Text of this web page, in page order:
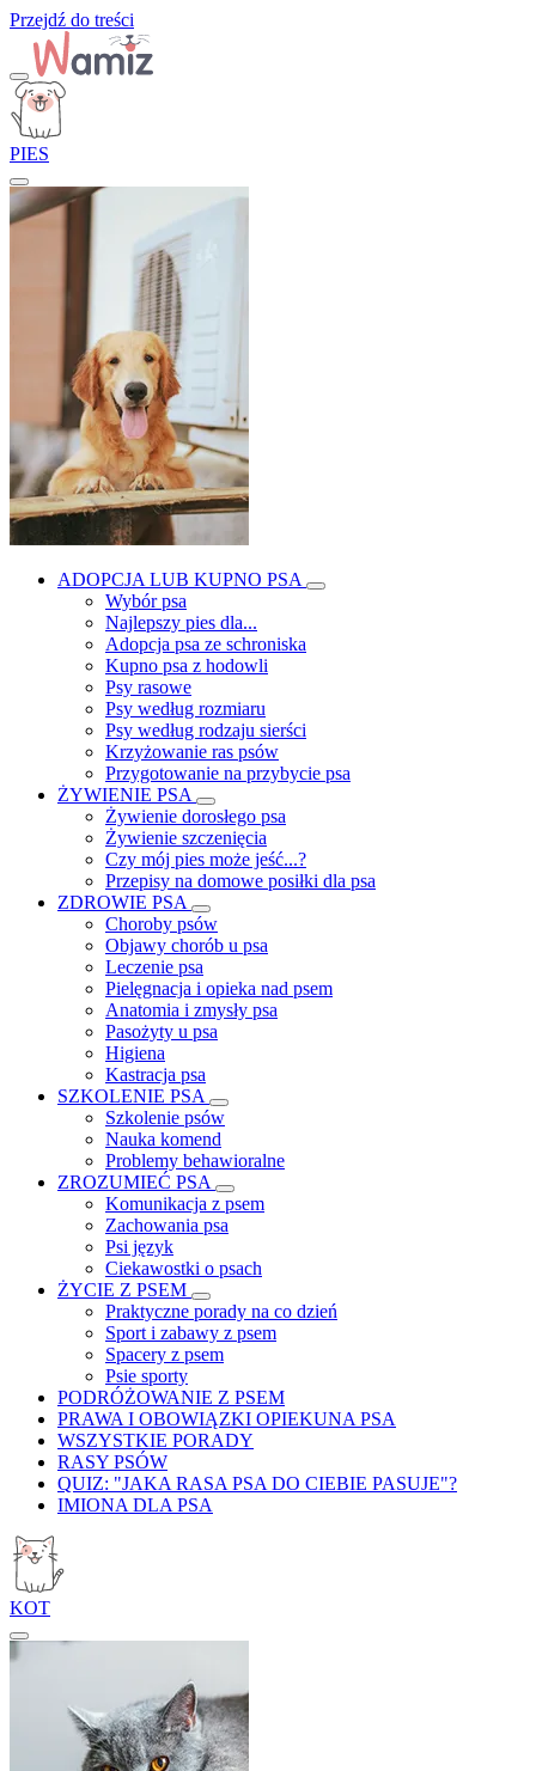
Przejdź do treści
PIES
ADOPCJA LUB KUPNO PSA
Wybór psa
Najlepszy pies dla...
Adopcja psa ze schroniska
Kupno psa z hodowli
Psy rasowe
Psy według rozmiaru
Psy według rodzaju sierści
Krzyżowanie ras psów
Przygotowanie na przybycie psa
ŻYWIENIE PSA
Żywienie dorosłego psa
Żywienie szczenięcia
Czy mój pies może jeść...?
Przepisy na domowe posiłki dla psa
ZDROWIE PSA
Choroby psów
Objawy chorób u psa
Leczenie psa
Pielęgnacja i opieka nad psem
Anatomia i zmysły psa
Pasożyty u psa
Higiena
Kastracja psa
SZKOLENIE PSA
Szkolenie psów
Nauka komend
Problemy behawioralne
ZROZUMIEĆ PSA
Komunikacja z psem
Zachowania psa
Psi język
Ciekawostki o psach
ŻYCIE Z PSEM
Praktyczne porady na co dzień
Sport i zabawy z psem
Spacery z psem
Psie sporty
PODRÓŻOWANIE Z PSEM
PRAWA I OBOWIĄZKI OPIEKUNA PSA
WSZYSTKIE PORADY
RASY PSÓW
QUIZ: "JAKA RASA PSA DO CIEBIE PASUJE"?
IMIONA DLA PSA
KOT